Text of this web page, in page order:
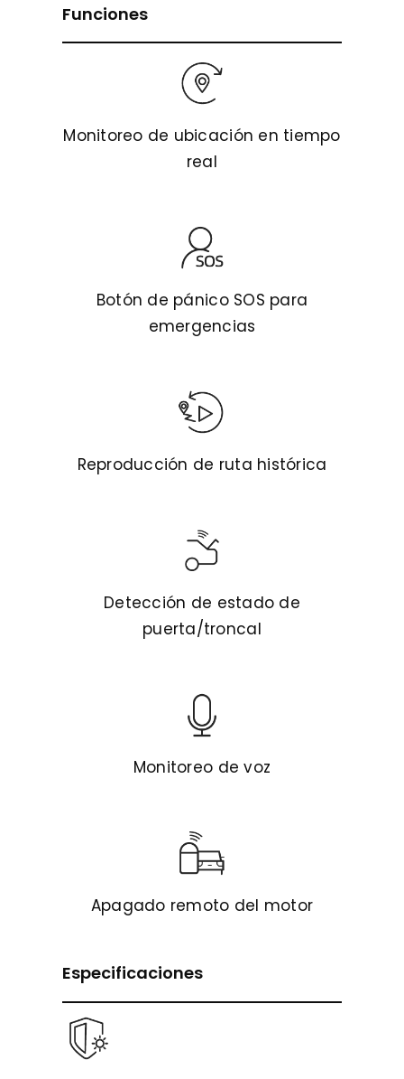
Funciones
Monitoreo de ubicación en tiempo
real
Botón de pánico SOS para
emergencias
Reproducción de ruta histórica
Detección de estado de
puerta/troncal
Monitoreo de voz
Apagado remoto del motor
Especificaciones